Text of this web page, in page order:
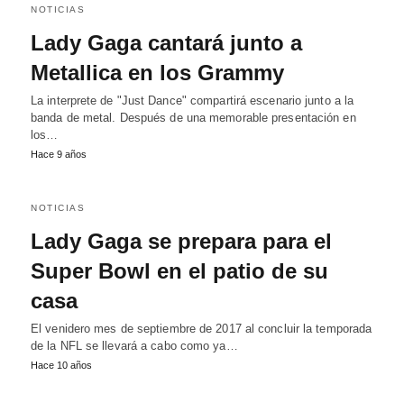
NOTICIAS
Lady Gaga cantará junto a
Metallica en los Grammy
La interprete de "Just Dance" compartirá escenario junto a la
banda de metal. Después de una memorable presentación en
los…
Hace 9 años
NOTICIAS
Lady Gaga se prepara para el
Super Bowl en el patio de su
casa
El venidero mes de septiembre de 2017 al concluir la temporada
de la NFL se llevará a cabo como ya…
Hace 10 años